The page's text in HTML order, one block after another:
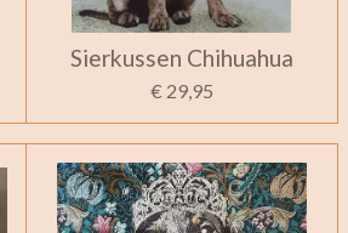
Sierkussen Chihuahua
€ 29,95